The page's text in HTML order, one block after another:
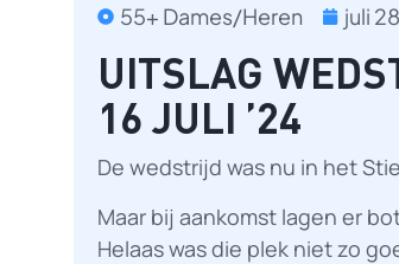
55+ Dames/Heren juli
UITSLAG
16 JULI ’24
De wedstrijd was nu in het
Maar bij aankomst lagen er
Helaas was die plek niet zo